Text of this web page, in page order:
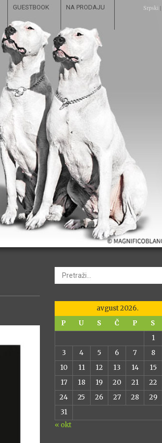
GUESTBOOK NA PRODAJU Srpski |
avgust 2026.
P
U S Č P S
1
3
4 5 6 7 8
10
11 12 13 14 15
17
18 19 20 21 22
24
25 26 27 28 29
31
« okt